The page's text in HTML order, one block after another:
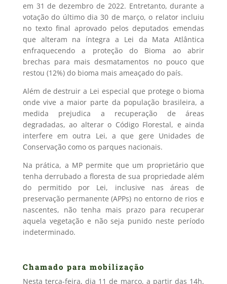
em 31 de dezembro de 2022. Entretanto, durante a
votação do último dia 30 de março, o relator incluiu
no texto final aprovado pelos deputados emendas
que alteram na íntegra a Lei da Mata Atlântica
enfraquecendo a proteção do Bioma ao abrir
brechas para mais desmatamentos no pouco que
restou (12%) do bioma mais ameaçado do país.
Além de destruir a Lei especial que protege o bioma
onde vive a maior parte da população brasileira, a
medida prejudica a recuperação de áreas
degradadas, ao alterar o Código Florestal, e ainda
interfere em outra Lei, a que gere Unidades de
Conservação como os parques nacionais.
Na prática, a MP permite que um proprietário que
tenha derrubado a floresta de sua propriedade além
do permitido por Lei, inclusive nas áreas de
preservação permanente (APPs) no entorno de rios e
nascentes, não tenha mais prazo para recuperar
aquela vegetação e não seja punido neste período
indeterminado.
Chamado para mobilização
Nesta terça-feira, dia 11 de março, a partir das 14h,